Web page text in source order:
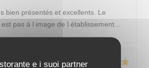
e i suoi partner
bien présentés et excellents. Le
pas à l image de l établissement...